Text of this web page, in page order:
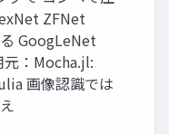
ZFNet
GoogLeNet
元：Mocha.jl:
画像認識では